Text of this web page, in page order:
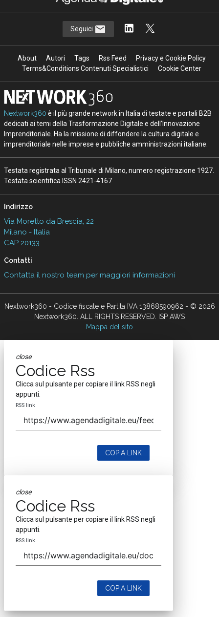
Seguici
About Autori Tags Rss Feed
Privacy e Cookie Policy
Terms&Conditions Contenuti Specialistici
Cookie Center
Nextwork360 è il più grande network in Italia di testate e portali B2B
dedicati ai temi della Trasformazione Digitale e dell’Innovazione
Imprenditoriale. Ha la missione di diffondere la cultura digitale e
imprenditoriale nelle imprese e pubbliche amministrazioni italiane.
Testata registrata al Tribunale di Milano, numero registrazione 1927.
Testata scientifica ISSN 2421-4167
Indirizzo
Via Moretto da Brescia, 22
Milano - Italia
CAP 20133
Contatti
Contatta il nostro team per maggiori informazioni
Nextwork360 - Codice fiscale e Partita IVA 13868590962 - © 2026
Nextwork360. ALL RIGHTS RESERVED. ISP AWS
Mappa del sito
close
Codice Rss
Clicca sul pulsante per copiare il link RSS negli
appunti.
RSS link
COPIA LINK
close
Codice Rss
Clicca sul pulsante per copiare il link RSS negli
appunti.
RSS link
COPIA LINK